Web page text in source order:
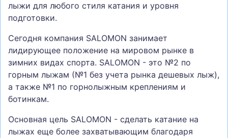
лыжи для любого стиля катания и уровня
подготовки.
Сегодня компания SALOMON занимает
лидирующее положение на мировом рынке в
зимних видах спорта. SALOMON - это №2 по
горным лыжам (№1 без учета рынка дешевых лыж),
а также №1 по горнолыжным креплениям и
ботинкам.
Основная цель SALOMON - сделать катание на
лыжах еще более захватывающим благодаря